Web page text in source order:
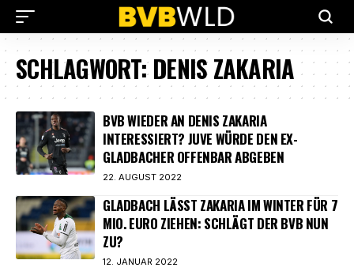
SCHLAGWORT:DENIS ZAKARIA
BVB WIEDER AN DENIS ZAKARIA
INTERESSIERT? JUVE WÜRDE DEN EX-
GLADBACHER OFFENBAR ABGEBEN
22. AUGUST 2022
GLADBACH LÄSST ZAKARIA IM WINTER FÜR 7
MIO. EURO ZIEHEN: SCHLÄGT DER BVB NUN
ZU?
12. JANUAR 2022